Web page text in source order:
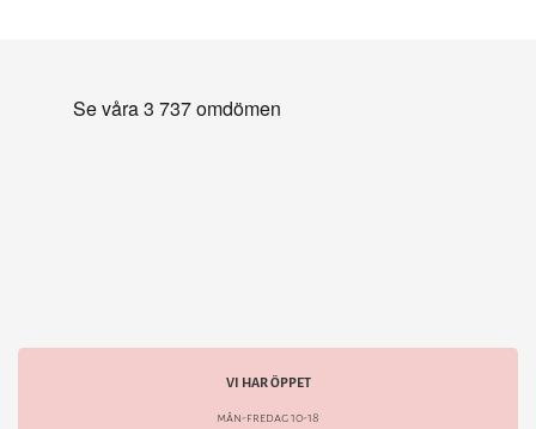
VI HAR ÖPPET
mån-fredag 10-18